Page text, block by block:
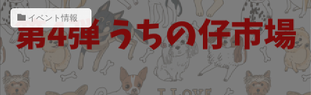
イベント情報